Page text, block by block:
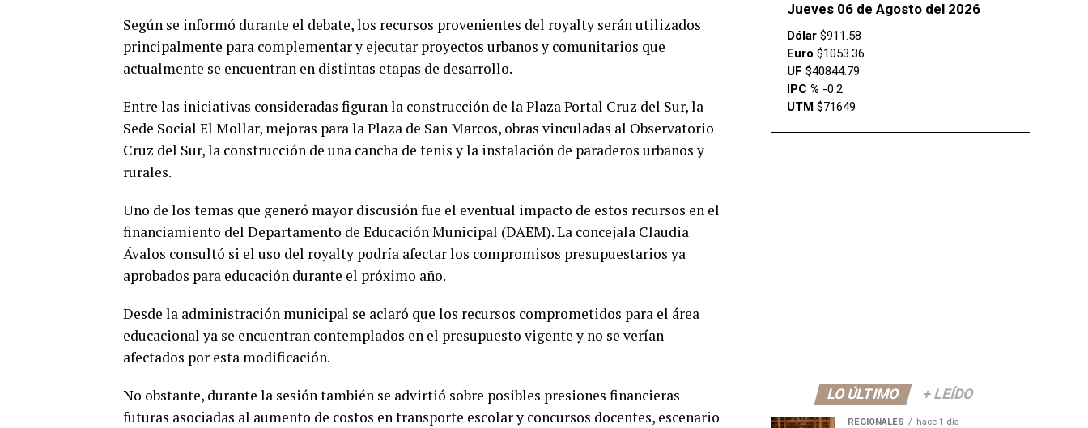
Según se informó durante el debate, los recursos provenientes del royalty serán utilizados
principalmente para complementar y ejecutar proyectos urbanos y comunitarios que
actualmente se encuentran en distintas etapas de desarrollo.
Entre las iniciativas consideradas figuran la construcción de la Plaza Portal Cruz del Sur, la
Sede Social El Mollar, mejoras para la Plaza de San Marcos, obras vinculadas al Observatorio
Cruz del Sur, la construcción de una cancha de tenis y la instalación de paraderos urbanos y
rurales.
Uno de los temas que generó mayor discusión fue el eventual impacto de estos recursos en el
financiamiento del Departamento de Educación Municipal (DAEM). La concejala Claudia
Ávalos consultó si el uso del royalty podría afectar los compromisos presupuestarios ya
aprobados para educación durante el próximo año.
Desde la administración municipal se aclaró que los recursos comprometidos para el área
educacional ya se encuentran contemplados en el presupuesto vigente y no se verían
afectados por esta modificación.
No obstante, durante la sesión también se advirtió sobre posibles presiones financieras
futuras asociadas al aumento de costos en transporte escolar y concursos docentes, escenario
Jueves 06 de Agosto del 2026
Dólar $911.58
Euro $1053.36
UF $40844.79
IPC % -0.2
UTM $71649
LO ÚLTIMO + LEÍDO
REGIONALES hace 1 día